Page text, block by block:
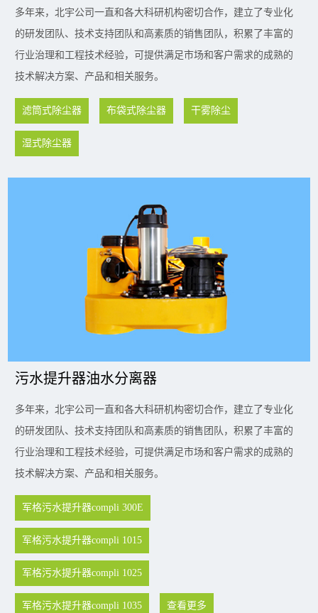
多年来，北宇公司一直和各大科研机构密切合作，建立了专业化
的研发团队、技术支持团队和高素质的销售团队，积累了丰富的
行业治理和工程技术经验，可提供满足市场和客户需求的成熟的
技术解决方案、产品和相关服务。
滤筒式除尘器 布袋式除尘器 干雾除尘
湿式除尘器
污水提升器油水分离器
多年来，北宇公司一直和各大科研机构密切合作，建立了专业化
的研发团队、技术支持团队和高素质的销售团队，积累了丰富的
行业治理和工程技术经验，可提供满足市场和客户需求的成熟的
技术解决方案、产品和相关服务。
军格污水提升器compli 300E
军格污水提升器compli 1015
军格污水提升器compli 1025
军格污水提升器compli 1035 查看更多